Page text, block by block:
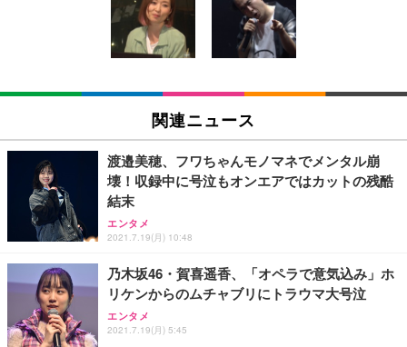
キング pc 事務椅子 360度回転 座面昇降 強化ナイロ
ン樹脂ベース 通気性メッシュ 在宅ワーク H-WY01
(黒網+黒枠+黒足)
￥5,699
SIHOO B100 オフィスチェア／デスクチェア メッシ
ュチェア 人間工学 疲れない ブラック
￥27,999
Sezlife オフィスチェア デスクチェア 疲れない テレ
ワーク チェア 強化バックレスト 30度ロッキング機
能 人間工学 椅子 腰サポート 90度跳ね上げ式アーム
レスト 3Dヘッドレスト ハンガー付き 高反発クッシ
務用 おしゃれ パソコンチェア (ブラック)
Sezlife オフィスチェア デスクチェア 疲れない テレ
ワーク チェア 強化バックレスト 30度ロッキング機
能 人間工学 椅子 腰サポート 90度跳ね上げ式アーム
イト
￥105,595
EIZO ビジネス向けプレミアムモニター | FlexScan
【純正品】27"ゲーミングモニター DualSense 充電
フック付き（CFI-ZDM1J）
￥49,979
【整備済み品】Dell E2724HS 27インチ 液晶モニタ
ー フルHD（1920×1080）VA 非光沢 HDMI/DisplayP
ort/VGA スピーカー内蔵 高さ調整 スイベル VESA対
回使い捨て 無香料 ホワイト 300枚
￥3,373
Amazonベーシック ペットシーツ 厚型 ワイド 42枚
x2袋(84枚) ホワイト(吸収面:ライトブルー)
￥3,234
ネオ・ルーライフ ネオ・オムツ L 中型犬用 26枚入
り 単品
￥1,800
Smart Basic(スマートベーシック) 【Amazon.co.jp
限定】 Smart Basic アイリスオーヤマ ペットシーツ
超厚型 お徳用 ワイド 100枚入 (x 1) (ケース販売)
関連ニュース
渡邉美穂、フワちゃんモノマネでメンタル崩
壊！収録中に号泣もオンエアではカットの残酷
結末
エンタメ
2021.7.19(月) 10:48
乃木坂46・賀喜遥香、「オペラで意気込み」ホ
リケンからのムチャブリにトラウマ大号泣
エンタメ
2021.7.19(月) 5:45